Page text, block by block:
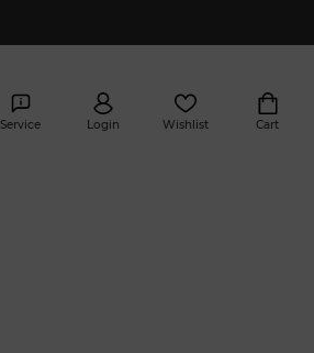
Service Login Wishlist Cart